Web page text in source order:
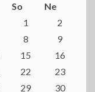
So
Ne
1
2
8
9
15
16
22
23
29 30